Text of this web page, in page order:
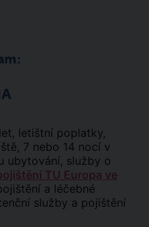
letištní poplatky,
7 nebo 14 nocí v
ubytování, služby o
TU Europa ve
a léčebné
služby a pojištění